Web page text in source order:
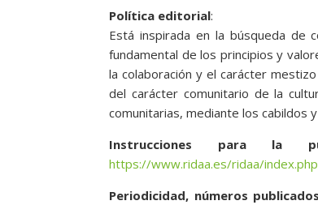
Política editorial:
Está inspirada en la búsqueda de
fundamental de los principios y
la colaboración y el carácter
del carácter comunitario de la
comunitarias, mediante los cabildos
Instrucciones para la
https://www.ridaa.es/ridaa/
Periodicidad, números